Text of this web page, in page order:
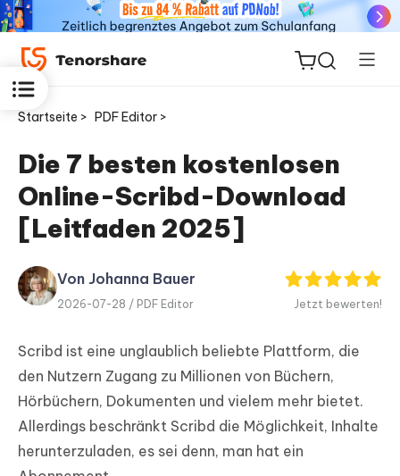
ReiBoot
for iOS
PDNob
PDF
Editor
Neu
iAnyGo
Startseite > PDF Editor >
Die 7 besten kostenlosen
Online-Scribd-Download
[Leitfaden 2025]
Von Johanna Bauer
2026-07-28 / PDF Editor Jetzt bewerten!
Scribd ist eine unglaublich beliebte Plattform, die
den Nutzern Zugang zu Millionen von Büchern,
Hörbüchern, Dokumenten und vielem mehr bietet.
Allerdings beschränkt Scribd die Möglichkeit, Inhalte
herunterzuladen, es sei denn, man hat ein